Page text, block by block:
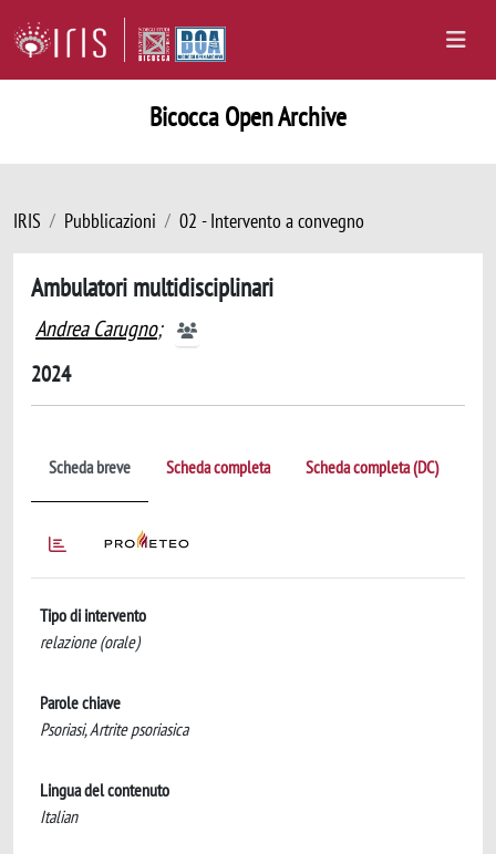
Bicocca Open Archive
IRIS Pubblicazioni 02 - Intervento a convegno
Ambulatori multidisciplinari
Andrea Carugno;
2024
Scheda breve Scheda completa Scheda completa (DC)
Tipo di intervento
relazione (orale)
Parole chiave
Psoriasi, Artrite psoriasica
Lingua del contenuto
Italian